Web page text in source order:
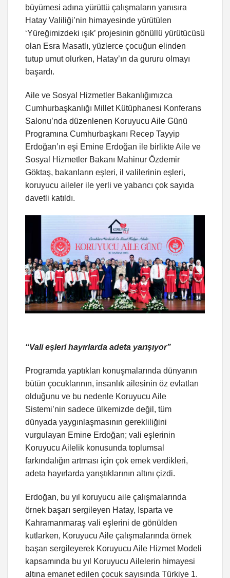
büyümesi adına yürüttü çalışmaların yanısıra
Hatay Valiliği’nin himayesinde yürütülen
‘Yüreğimizdeki ışık’ projesinin gönüllü yürütücüsü
olan Esra Masatlı, yüzlerce çocuğun elinden
tutup umut olurken, Hatay’ın da gururu olmayı
başardı.
Aile ve Sosyal Hizmetler Bakanlığımızca
Cumhurbaşkanlığı Millet Kütüphanesi Konferans
Salonu’nda düzenlenen Koruyucu Aile Günü
Programına Cumhurbaşkanı Recep Tayyip
Erdoğan’ın eşi Emine Erdoğan ile birlikte Aile ve
Sosyal Hizmetler Bakanı Mahinur Özdemir
Göktaş, bakanların eşleri, il valilerinin eşleri,
koruyucu aileler ile yerli ve yabancı çok sayıda
davetli katıldı.
“Vali eşleri hayırlarda adeta yarışıyor”
Programda yaptıkları konuşmalarında dünyanın
bütün çocuklarının, insanlık ailesinin öz evlatları
olduğunu ve bu nedenle Koruyucu Aile
Sistemi’nin sadece ülkemizde değil, tüm
dünyada yaygınlaşmasının gerekliliğini
vurgulayan Emine Erdoğan; vali eşlerinin
Koruyucu Ailelik konusunda toplumsal
farkındalığın artması için çok emek verdikleri,
adeta hayırlarda yarıştıklarının altını çizdi.
Erdoğan, bu yıl koruyucu aile çalışmalarında
örnek başarı sergileyen Hatay, Isparta ve
Kahramanmaraş vali eşlerini de gönülden
kutlarken, Koruyucu Aile çalışmalarında örnek
başarı sergileyerek Koruyucu Aile Hizmet Modeli
kapsamında bu yıl Koruyucu Ailelerin himayesi
altına emanet edilen çocuk sayısında Türkiye 1.